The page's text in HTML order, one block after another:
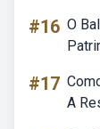
#16 O
#17
A